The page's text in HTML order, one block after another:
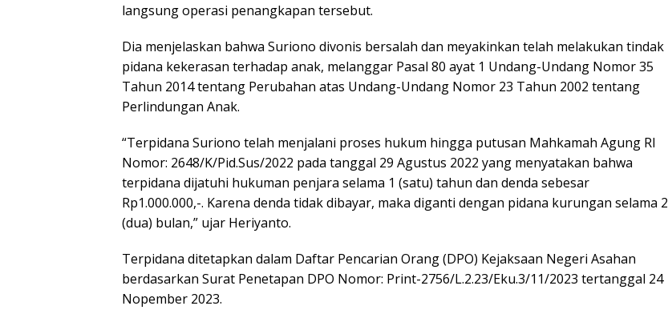
langsung operasi penangkapan tersebut.
Dia menjelaskan bahwa Suriono divonis bersalah dan meyakinkan telah melakukan tindak
pidana kekerasan terhadap anak, melanggar Pasal 80 ayat 1 Undang-Undang Nomor 35
Tahun 2014 tentang Perubahan atas Undang-Undang Nomor 23 Tahun 2002 tentang
Perlindungan Anak.
“Terpidana Suriono telah menjalani proses hukum hingga putusan Mahkamah Agung RI
Nomor: 2648/K/Pid.Sus/2022 pada tanggal 29 Agustus 2022 yang menyatakan bahwa
terpidana dijatuhi hukuman penjara selama 1 (satu) tahun dan denda sebesar
Rp1.000.000,-. Karena denda tidak dibayar, maka diganti dengan pidana kurungan selama 2
(dua) bulan,” ujar Heriyanto.
Terpidana ditetapkan dalam Daftar Pencarian Orang (DPO) Kejaksaan Negeri Asahan
berdasarkan Surat Penetapan DPO Nomor: Print-2756/L.2.23/Eku.3/11/2023 tertanggal 24
Nopember 2023.